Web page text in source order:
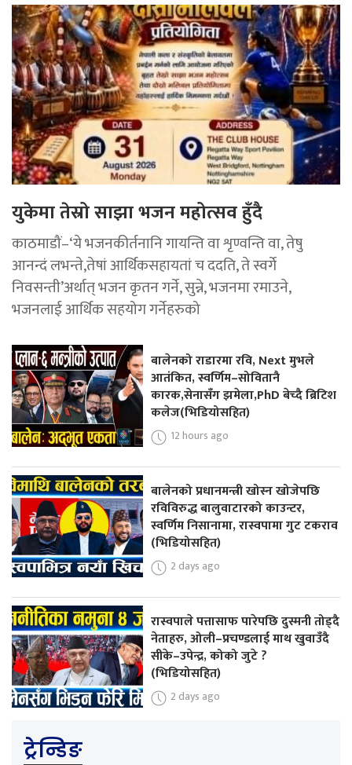
युकेमा तेस्रो साझा भजन महोत्सव हुँदै
काठमाडौं–‘ये भजनकीर्तनानि गायन्ति वा शृण्वन्ति वा, तेषु
आनन्दं लभन्ते,तेषां आर्थिकसहायतां च ददति, ते स्वर्गे
निवसन्ती’अर्थात् भजन कृतन गर्ने, सुन्ने, भजनमा रमाउने,
भजनलाई आर्थिक सहयोग गर्नेहरुको
बालेनको राडारमा रवि, Next मुभले
आतंकित, स्वर्णिम–सोवितानै
कारक,सेनासँग झमेला,PhD बेच्दै ब्रिटिश
कलेज(भिडियोसहित)
12 hours ago
बालेनको प्रधानमन्त्री खोस्न खोजेपछि
रविविरुद्ध बालुवाटारको काउन्टर,
स्वर्णिम निसानामा, रास्वपामा गुट टकराव
(भिडियोसहित)
2 days ago
रास्वपाले पत्तासाफ पारेपछि दुस्मनी तोड्दै
नेताहरु, ओली–प्रचण्डलाई माथ खुवाउँदै
सीके–उपेन्द्र, कोको जुटे ?
(भिडियोसहित)
2 days ago
ट्रेन्डिङ